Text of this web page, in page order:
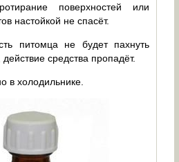
поверхностей или
настойкой не спасёт.
питомца не будет пахнуть
средства пропадёт.
в холодильнике.